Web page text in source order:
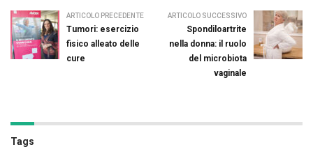
ARTICOLO PRECEDENTE
Tumori: esercizio
fisico alleato delle
cure
ARTICOLO SUCCESSIVO
Spondiloartrite
nella donna: il ruolo
del microbiota
vaginale
Tags